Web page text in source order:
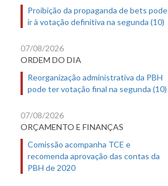
Proibição da propaganda de bets pode
ir à votação definitiva na segunda (10)
07/08/2026
ORDEM DO DIA
Reorganização administrativa da PBH
pode ter votação final na segunda (10)
07/08/2026
ORÇAMENTO E FINANÇAS
Comissão acompanha TCE e
recomenda aprovação das contas da
PBH de 2020